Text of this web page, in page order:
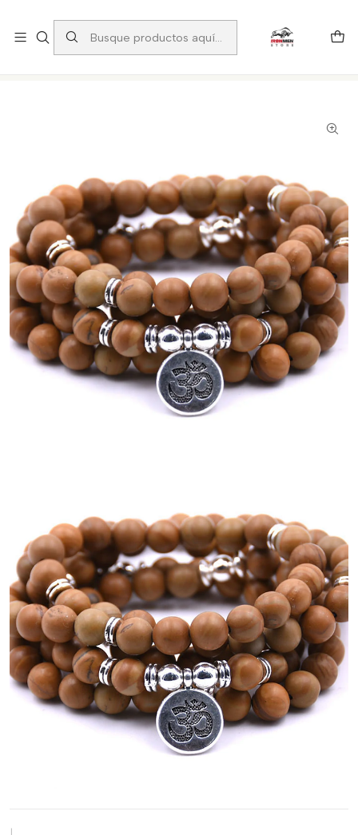
6 cuotas precio contado
Inicio Moda y Accesorios
Pulseras